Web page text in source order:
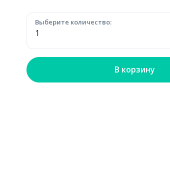
Выберите количество:
В корзину